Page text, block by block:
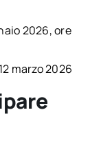
2026, ore
marzo 2026